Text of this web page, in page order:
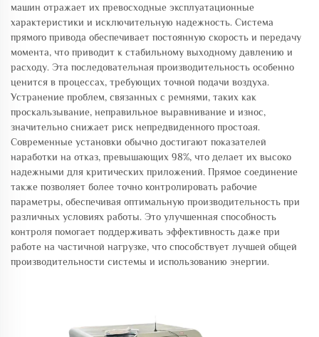
машин отражает их превосходные эксплуатационные
характеристики и исключительную надежность. Система
прямого привода обеспечивает постоянную скорость и передачу
момента, что приводит к стабильному выходному давлению и
расходу. Эта последовательная производительность особенно
ценится в процессах, требующих точной подачи воздуха.
Устранение проблем, связанных с ремнями, таких как
проскальзывание, неправильное выравнивание и износ,
значительно снижает риск непредвиденного простоая.
Современные установки обычно достигают показателей
наработки на отказ, превышающих 98%, что делает их высоко
надежными для критических приложений. Прямое соединение
также позволяет более точно контролировать рабочие
параметры, обеспечивая оптимальную производительность при
различных условиях работы. Это улучшенная способность
контроля помогает поддерживать эффективность даже при
работе на частичной нагрузке, что способствует лучшей общей
производительности системы и использованию энергии.